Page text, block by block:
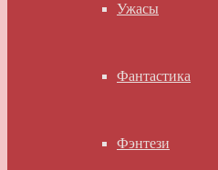
Ужасы
Фантастика
Фэнтези